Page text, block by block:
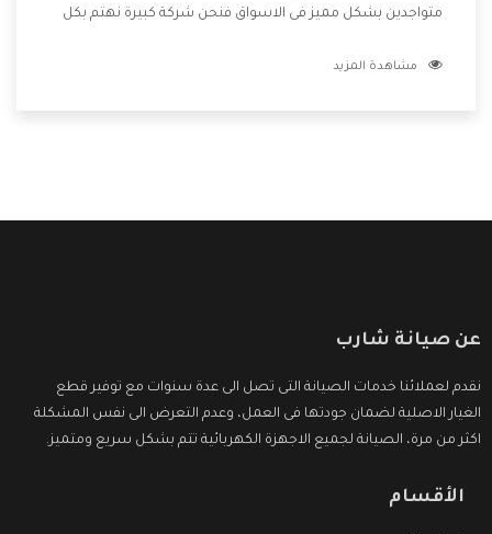
متواجدين بشكل مميز فى الاسواق فنحن شركة كبيرة نهتم بكل
الشركة بها والتى تكون منها خدمة الصيانة التى تكون من أهم
مشاهدة المزيد
عن صيانة شارب
نقدم لعملائنا خدمات الصيانة التى تصل الى عدة سنوات مع توفير قطع
الغيار الاصلية لضمان جودتها فى العمل، وعدم التعرض الى نفس المشكلة
اكثر من مرة، الصيانة لجميع الاجهزة الكهربائية تتم بشكل سريع ومتميز.
الأقسام